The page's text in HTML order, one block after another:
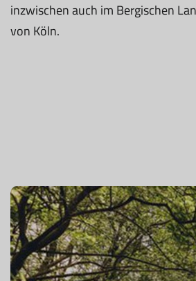
inzwischen auch im Bergischen
von Köln.